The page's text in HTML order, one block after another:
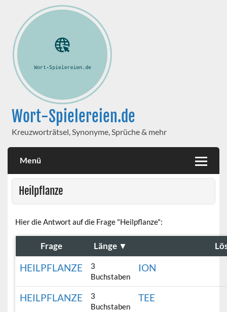
Wort-Spielereien.de
Kreuzworträtsel, Synonyme, Sprüche & mehr
Menü
Heilpflanze
Hier die Antwort auf die Frage "Heilpflanze":
Frage Länge ▼
HEILPFLANZE
3
Buchstaben
ION
HEILPFLANZE
3
Buchstaben
TEE